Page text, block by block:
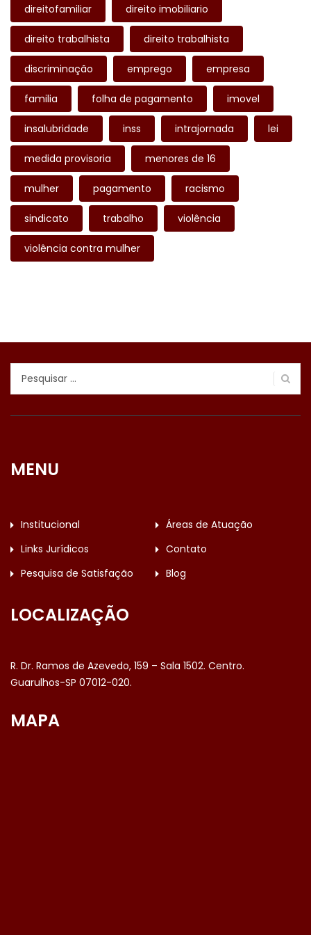
direitofamiliar direito imobiliario
direito trabalhista direito trabalhista
discriminação emprego empresa
familia folha de pagamento imovel
insalubridade inss intrajornada lei
medida provisoria menores de 16
mulher pagamento racismo
sindicato trabalho violência
violência contra mulher
Pesquisar
MENU
Institucional
Áreas de Atuação
Links Jurídicos
Contato
Pesquisa de Satisfação
Blog
LOCALIZAÇÃO
R. Dr. Ramos de Azevedo, 159 – Sala 1502. Centro.
Guarulhos-SP 07012-020.
MAPA